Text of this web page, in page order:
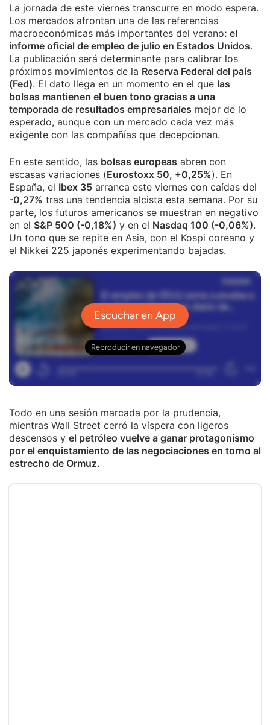
La jornada de este viernes transcurre en modo espera.
Los mercados afrontan una de las referencias
macroeconómicas más importantes del verano: el
informe oficial de empleo de julio en Estados Unidos.
La publicación será determinante para calibrar los
próximos movimientos de la Reserva Federal del país
(Fed). El dato llega en un momento en el que las
bolsas mantienen el buen tono gracias a una
temporada de resultados empresariales mejor de lo
esperado, aunque con un mercado cada vez más
exigente con las compañías que decepcionan.
En este sentido, las bolsas europeas abren con
escasas variaciones (Eurostoxx 50, +0,25%). En
España, el Ibex 35 arranca este viernes con caídas del
-0,27% tras una tendencia alcista esta semana. Por su
parte, los futuros americanos se muestran en negativo
en el S&P 500 (-0,18%) y en el Nasdaq 100 (-0,06%).
Un tono que se repite en Asia, con el Kospi coreano y
el Nikkei 225 japonés experimentando bajadas.
Todo en una sesión marcada por la prudencia,
mientras Wall Street cerró la víspera con ligeros
descensos y el petróleo vuelve a ganar protagonismo
por el enquistamiento de las negociaciones en torno al
estrecho de Ormuz.